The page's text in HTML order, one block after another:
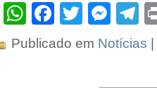
WhatsApp
Facebook
Twitter
Publicado em Notícias